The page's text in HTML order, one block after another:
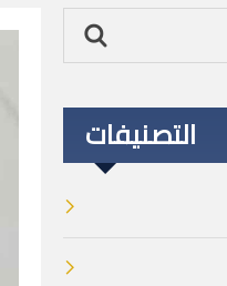
التصنيفات